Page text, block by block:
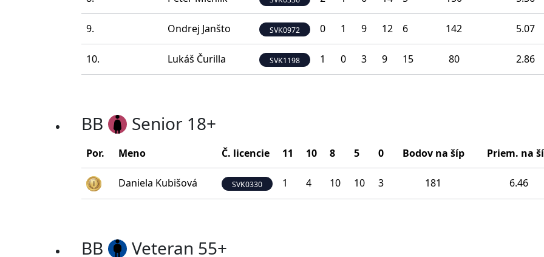
9. Ondrej Janšto SVK0972 0 1 9 12 6 142 5.07
10. Lukáš Čurilla SVK1198 1 0 3 9 15 80 2.86
BB Senior 18+
Por. Meno Č. licencie 11 10 8 5 0 Bodov na šíp Priem. na
Daniela Kubišová SVK0330 1 4 10 10 3 181 6.46
BB Veteran 55+